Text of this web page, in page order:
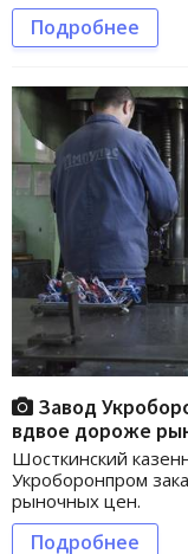
Подробнее
Завод
вдвое дороже
Шосткинский
Укроборонпром
рыночных цен.
Подробнее